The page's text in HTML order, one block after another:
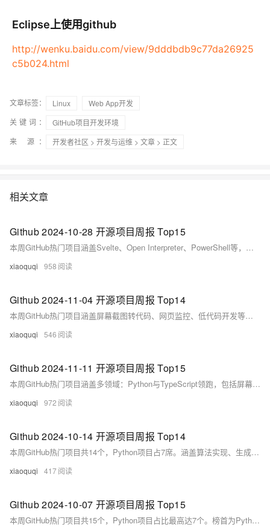
Eclipse上使用github
http://wenku.baidu.com/view/9dddbdb9c77da26925
c5b024.html
文章标签： Linux
Web App开发
关键词：
GitHub项目开发环境
来 源：
开发者社区 > 开发与运维 > 文章 > 正文
相关文章
Github 2024-10-28 开源项目周报 Top15
本周GitHub热门项目涵盖Svelte、Open Interpreter、PowerShell等，涉及Web开发、AI助手、自动化工具等领域，Python、JavaScript为主流语言，展现开源技术活跃生态。（239字）
xiaoquqi 958
Github 2024-11-04 开源项目周报 Top14
本周GitHub热门项目涵盖屏幕截图转代码、网页监控、低代码开发等。Python与TypeScript主导，亮点项目包括AI生成代码工具、开源社交应用Bluesky及机器人框架LeRobot，展现AI与自动化技术的快速发展趋势。
xiaoquqi 546
Github 2024-11-11 开源项目周报 Top15
本周GitHub热门项目涵盖多领域：Python与TypeScript领跑，包括屏幕截图转代码、本地文件共享、PDF处理、AI开发代理等。亮点项目如screenshot-to-code、LocalSend、OpenHands及Diagrams，兼具创新与实用性，广受开发者关注。
xiaoquqi 972
Github 2024-10-14 开源项目周报 Top14
本周GitHub热门项目共14个，Python项目占7席。涵盖算法实现、生成式AI、金融分析、目标检测等领域，包括TheAlgorithms系列、OpenBB金融平台、Ultralytics YOLO11、Manim动画框架等，展现开源技术多元发展态势。
xiaoquqi 417
Github 2024-10-07 开源项目周报 Top15
本周GitHub热门项目共15个，Python项目占比最高达7个。榜首为Python算法实现集合TheAlgorithms/Python，Star数超17万；其他亮点包括Godot游戏引擎、OpenBB金融平台、ToolJet低代码框架及新兴AI相关项目如Crawl4AI、Llama Stack等，涵盖游戏、金融、AI、理财等多个领域。